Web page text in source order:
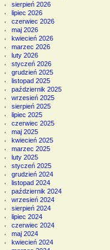
sierpień 2026
lipiec 2026
czerwiec 2026
maj 2026
kwiecień 2026
marzec 2026
luty 2026
styczeń 2026
grudzień 2025
listopad 2025
październik 2025
wrzesień 2025
sierpień 2025
lipiec 2025
czerwiec 2025
maj 2025
kwiecień 2025
marzec 2025
luty 2025
styczeń 2025
grudzień 2024
listopad 2024
październik 2024
wrzesień 2024
sierpień 2024
lipiec 2024
czerwiec 2024
maj 2024
kwiecień 2024